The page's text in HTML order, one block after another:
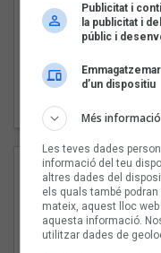
Publicitat i
la publicitat i
públic i
d’un dispositiu
Més informació
Les teves dades
informació del teu
altres dades del
els quals també
mateix, aquest lloc
aquesta informació.
utilitzar dades de